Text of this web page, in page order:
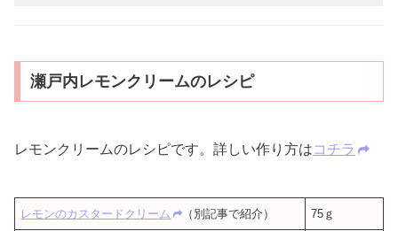
瀬戸内レモンクリームのレシピ
レモンクリームのレシピです。詳しい作り方はコチラ
レモンのカスタードクリーム （別記事で紹介） 75ｇ